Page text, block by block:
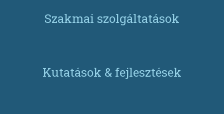
Szakmai szolgáltatások
Kutatások & fejlesztések